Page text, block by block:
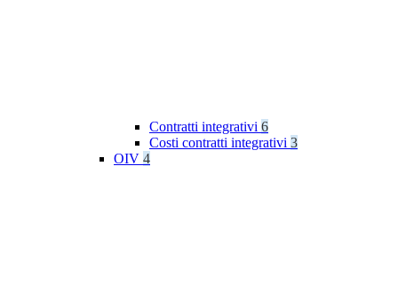
Contratti integrativi 6
Costi contratti integrativi 3
OIV 4